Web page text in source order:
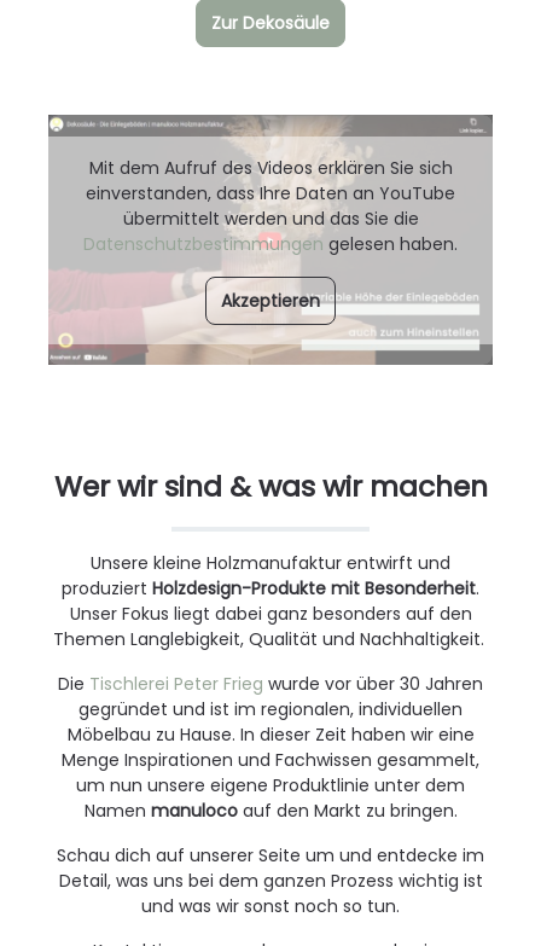
Zur Dekosäule
Mit dem Aufruf des Videos erklären Sie sich
einverstanden, dass Ihre Daten an YouTube
übermittelt werden und das Sie die
Datenschutzbestimmungen gelesen haben.
Akzeptieren
Wer wir sind & was wir machen
Unsere kleine Holzmanufaktur entwirft und
produziert Holzdesign-Produkte mit Besonderheit.
Unser Fokus liegt dabei ganz besonders auf den
Themen Langlebigkeit, Qualität und Nachhaltigkeit.
Die Tischlerei Peter Frieg wurde vor über 30 Jahren
gegründet und ist im regionalen, individuellen
Möbelbau zu Hause. In dieser Zeit haben wir eine
Menge Inspirationen und Fachwissen gesammelt,
um nun unsere eigene Produktlinie unter dem
Namen manuloco auf den Markt zu bringen.
Schau dich auf unserer Seite um und entdecke im
Detail, was uns bei dem ganzen Prozess wichtig ist
und was wir sonst noch so tun.